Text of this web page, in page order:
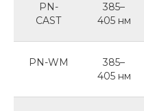
PN-
CAST
385–
405 нм
PN-WM
385–
405 нм